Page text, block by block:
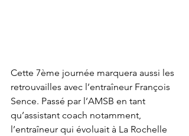
Cette 7ème journée marquera aussi les
retrouvailles avec l’entraîneur François
Sence. Passé par l’AMSB en tant
qu’assistant coach notamment,
l’entraîneur qui évoluait à La Rochelle